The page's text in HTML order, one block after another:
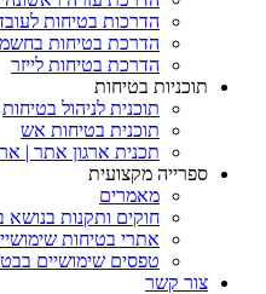
הדרכות בטיחות
הדרכת בטיחות
הדרכת בטיחות לייזר
תוכניות בטיחות
תוכנית לניהול בטיחות
תוכנית בטיחות אש
תכנית ארגון אתר |
ספרייה מקצועית
מאמרים
חוקים ותקנות
אתרי בטיחות
טפסים שימושיים
צור קשר